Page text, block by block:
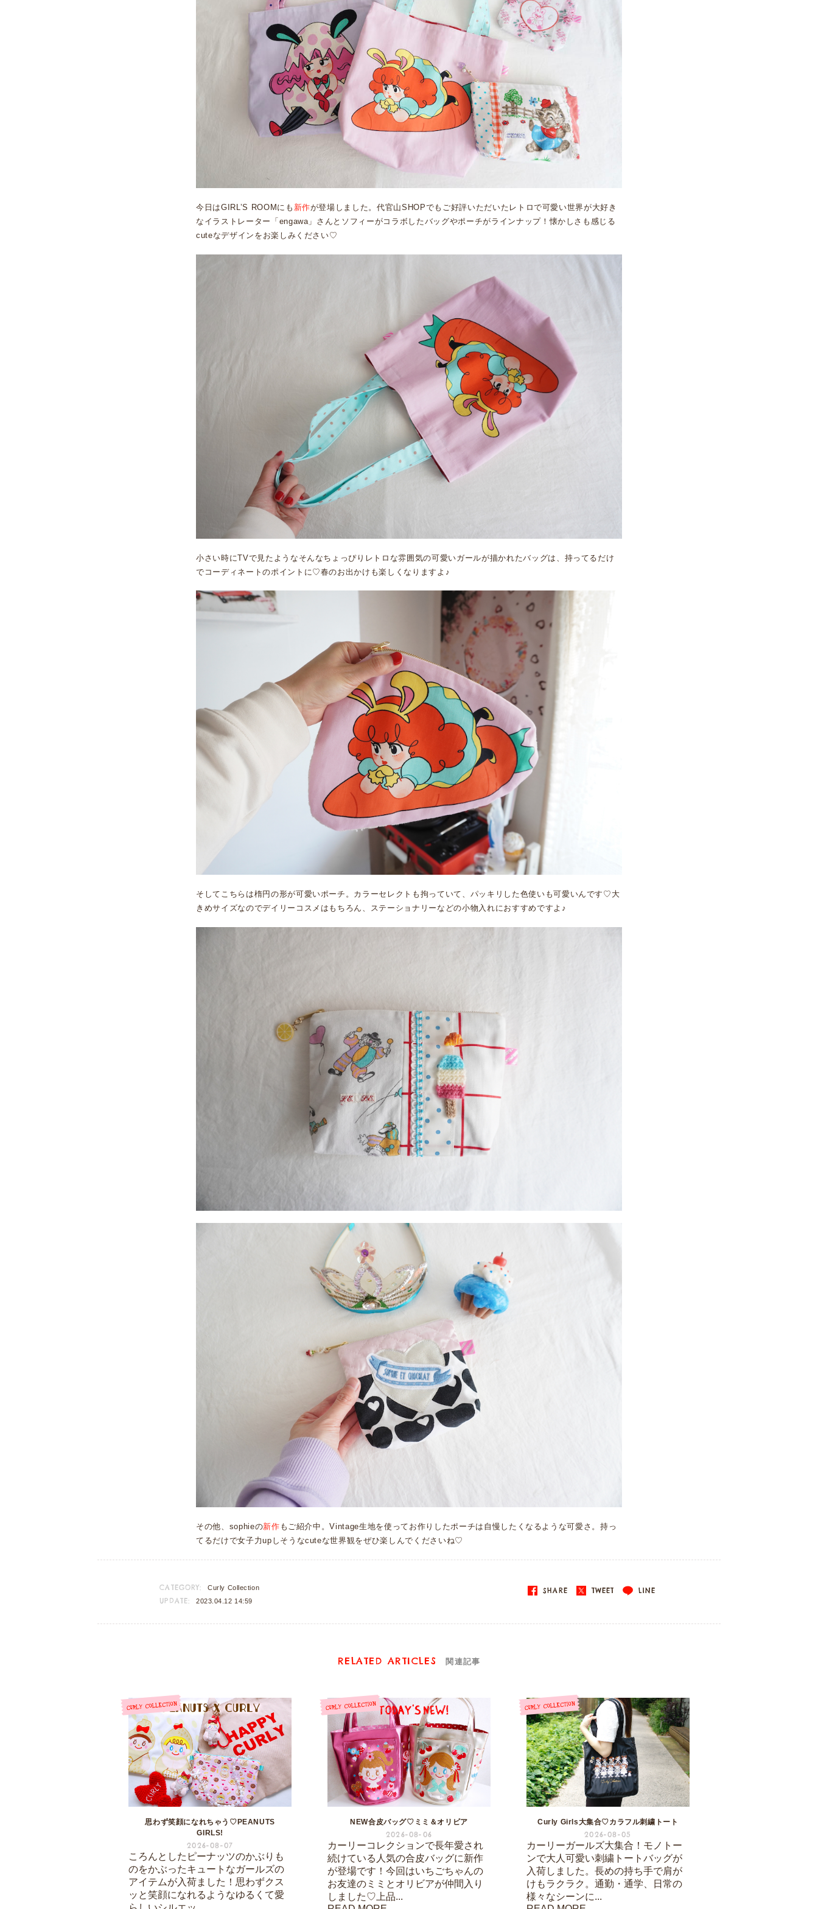
今日はGIRL’S ROOMにも 新作が登場しました。代官山SHOPでもご好評いただいたレトロで可愛い世界が大好き
なイラストレーター「engawa」さんとソフィーがコラボしたバッグやポーチがラインナップ！懐かしさも感じる
cuteなデザインをお楽しみください♡
小さい時にTVで見たようなそんなちょっぴりレトロな雰囲気の可愛いガールが描かれたバッグは、持ってるだけ
でコーディネートのポイントに♡春のお出かけも楽しくなりますよ♪
そしてこちらは楕円の形が可愛いポーチ。カラーセレクトも拘っていて、パッキリした色使いも可愛いんです♡大
きめサイズなのでデイリーコスメはもちろん、ステーショナリーなどの小物入れにおすすめですよ♪
その他、sophieの新作 もご紹介中。Vintage生地を使ってお作りしたポーチは自慢したくなるような可愛さ。持っ
てるだけで女子力upしそうなcuteな世界観をぜひ楽しんでくださいね♡
CATEGORY: Curly Collection
UPDATE: 2023.04.12 14:59
SHARE TWEET LINE
RELATED ARTICLES 関連記事
思わず笑顔になれちゃう♡PEANUTS
GIRLS!
2026-08-07
ころんとしたピーナッツのかぶりも
のをかぶったキュートなガールズの
アイテムが入荷ました！思わずクス
ッと笑顔になれるようなゆるくて愛
NEW合皮バッグ♡ミミ＆オリビア
2026-08-06
カーリーコレクションで長年愛され
続けている人気の合皮バッグに新作
が登場です！今回はいちごちゃんの
お友達のミミとオリビアが仲間入り
しました♡上品...
Curly Girls大集合♡カラフル刺繍トート
2026-08-05
カーリーガールズ大集合！モノトー
ンで大人可愛い刺繍トートバッグが
入荷しました。長めの持ち手で肩が
けもラクラク。通勤・通学、日常の
様々なシーンに...